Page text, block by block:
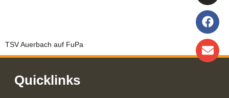
TSV Auerbach auf FuPa
Quicklinks